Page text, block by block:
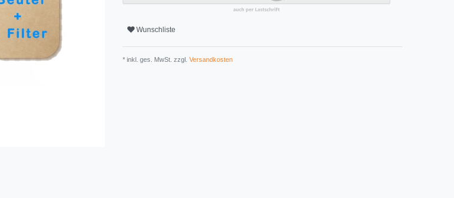
Wunschliste
* inkl. ges. MwSt. zzgl. Versandkosten